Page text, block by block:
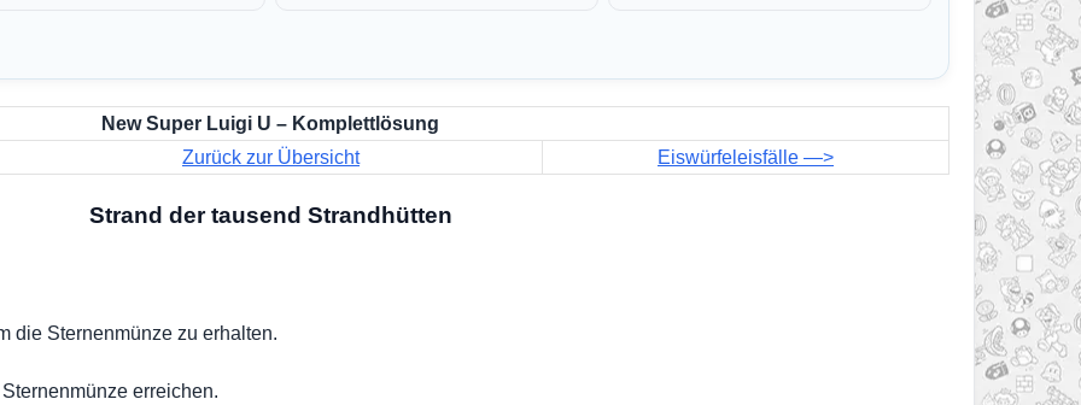
New Super Luigi U – Komplettlösung
Zurück zur Übersicht
Eiswürfeleisfälle —>
Strand der tausend Strandhütten
die Sternenmünze zu erhalten.
erreichen.